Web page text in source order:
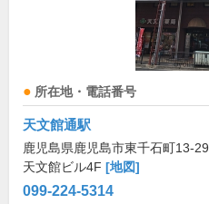
所在地・電話番号
天文館通駅
鹿児島県鹿児島市東千石町13-29
天文館ビル4F [地図]
099-224-5314